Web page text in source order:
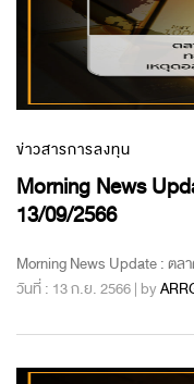
ข่าวสารการลงทุน
Morning News
13/09/2566
Morning News Update : ตล
วันที่ : 13 ก.ย. 2566 | by